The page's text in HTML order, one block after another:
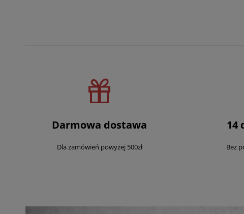
Darmowa dostawa
Dla zamówień powyżej 500zł
14
Bez